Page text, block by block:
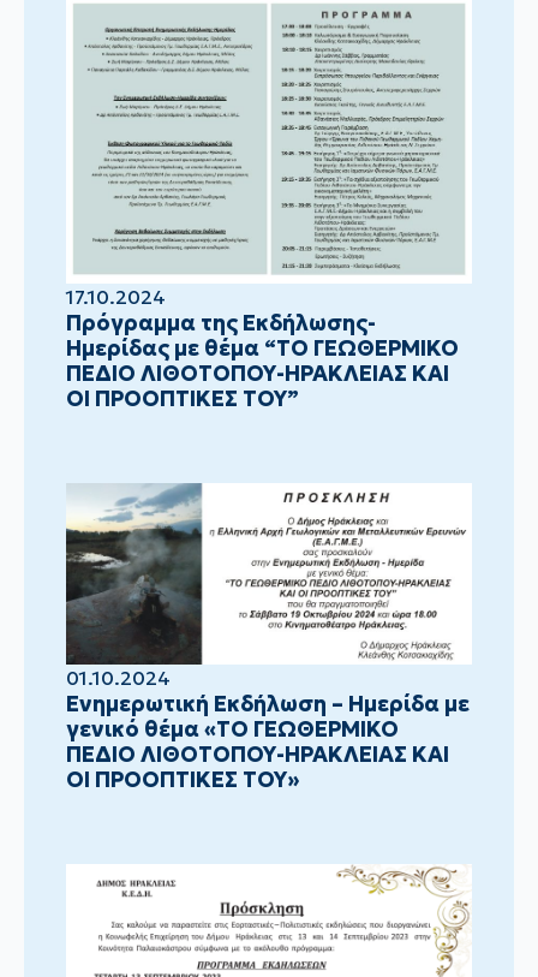
17.10.2024
Πρόγραμμα της Εκδήλωσης-
Ημερίδας με θέμα “ΤΟ ΓΕΩΘΕΡΜΙΚΟ
ΠΕΔΙΟ ΛΙΘΟΤΟΠΟΥ-ΗΡΑΚΛΕΙΑΣ ΚΑΙ
ΟΙ ΠΡΟΟΠΤΙΚΕΣ ΤΟΥ”
01.10.2024
Ενημερωτική Εκδήλωση – Ημερίδα με
γενικό θέμα «ΤΟ ΓΕΩΘΕΡΜΙΚΟ
ΠΕΔΙΟ ΛΙΘΟΤΟΠΟΥ-ΗΡΑΚΛΕΙΑΣ ΚΑΙ
ΟΙ ΠΡΟΟΠΤΙΚΕΣ ΤΟΥ»